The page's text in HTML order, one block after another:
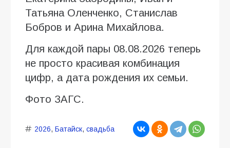
Татьяна Оленченко, Станислав
Бобров и Арина Михайлова.
Для каждой пары 08.08.2026 теперь
не просто красивая комбинация
цифр, а дата рождения их семьи.
Фото ЗАГС.
2026, Батайск, свадьба